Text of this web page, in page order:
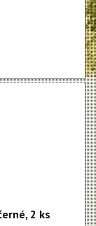
2 ks